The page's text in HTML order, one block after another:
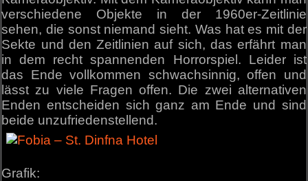
verschiedene Objekte in der 1960er-Zeitlinie
sehen, die sonst niemand sieht. Was hat es mit der
Sekte und den Zeitlinien auf sich, das erfährt man
in dem recht spannenden Horrorspiel. Leider ist
das Ende vollkommen schwachsinnig, offen und
lässt zu viele Fragen offen. Die zwei alternativen
Enden entscheiden sich ganz am Ende und sind
beide unzufriedenstellend.
Grafik: